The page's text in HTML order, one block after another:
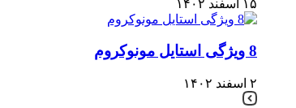
۱۵ اسفند ۱۴۰۲
8 ویژگی استایل مونوکروم
۲ اسفند ۱۴۰۲